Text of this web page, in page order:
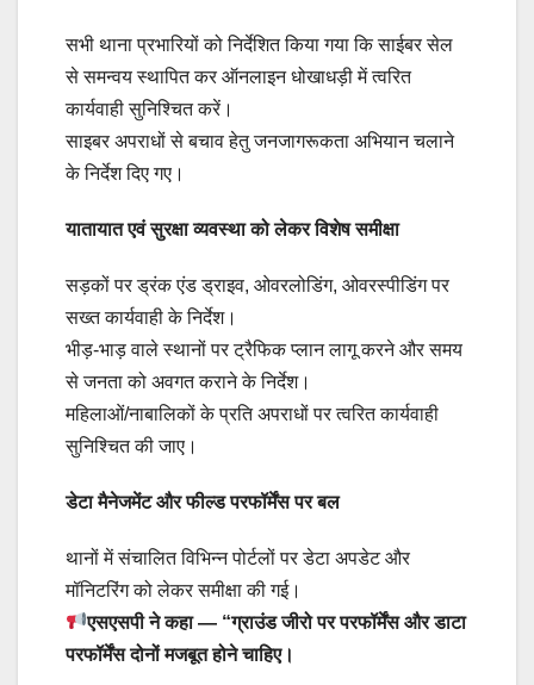
सभी थाना प्रभारियों को निर्देशित किया गया कि साईबर सेल
से समन्वय स्थापित कर ऑनलाइन धोखाधड़ी में त्वरित
कार्यवाही सुनिश्चित करें।
साइबर अपराधों से बचाव हेतु जनजागरूकता अभियान चलाने
के निर्देश दिए गए।
यातायात एवं सुरक्षा व्यवस्था को लेकर विशेष समीक्षा
सड़कों पर ड्रंक एंड ड्राइव, ओवरलोडिंग, ओवरस्पीडिंग पर
सख्त कार्यवाही के निर्देश।
भीड़-भाड़ वाले स्थानों पर ट्रैफिक प्लान लागू करने और समय
से जनता को अवगत कराने के निर्देश।
महिलाओं/नाबालिकों के प्रति अपराधों पर त्वरित कार्यवाही
सुनिश्चित की जाए।
डेटा मैनेजमेंट और फील्ड परफॉर्मेंस पर बल
थानों में संचालित विभिन्न पोर्टलों पर डेटा अपडेट और
मॉनिटरिंग को लेकर समीक्षा की गई।
एसएसपी ने कहा — “ग्राउंड जीरो पर परफॉर्मेंस और डाटा
परफॉर्मेंस दोनों मजबूत होने चाहिए।